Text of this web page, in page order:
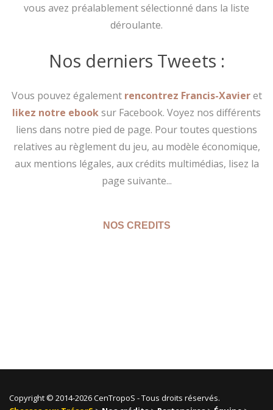
vous avez préalablement sélectionné dans la liste
déroulante.
Nos derniers Tweets :
Vous pouvez également rencontrez Francis-Xavieret
likez notre ebooksur Facebook. Voyez nos différents
liens dans notre pied de page. Pour toutes questions
relatives au règlement du jeu, au modèle économique,
aux mentions légales, aux crédits multimédias, lisez la
page suivante...
Copyright © 2014-2026 CenTropoS - Tous droits réservés.